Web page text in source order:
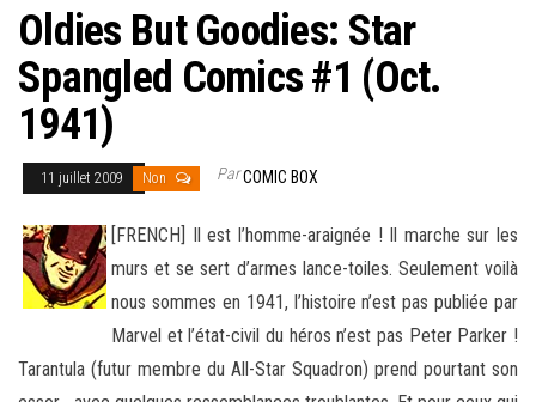
Oldies But Goodies: Star
Spangled Comics #1 (Oct.
1941)
11 juillet 2009 Non ParCOMIC BOX
[FRENCH] Il est l’homme-araignée ! Il marche sur les
murs et se sert d’armes lance-toiles. Seulement voilà
nous sommes en 1941, l’histoire n’est pas publiée par
Marvel et l’état-civil du héros n’est pas Peter Parker !
Tarantula (futur membre du All-Star Squadron) prend pourtant son